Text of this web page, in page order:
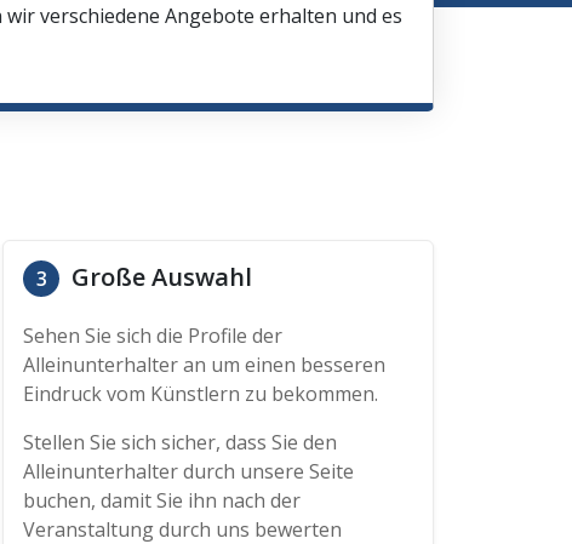
verschiedene Angebote erhalten und es
3 Große Auswahl
Sehen Sie sich die Profile der
Alleinunterhalter an um einen besseren
Eindruck vom Künstlern zu bekommen.
Stellen Sie sich sicher, dass Sie den
Alleinunterhalter durch unsere Seite
buchen, damit Sie ihn nach der
Veranstaltung durch uns bewerten